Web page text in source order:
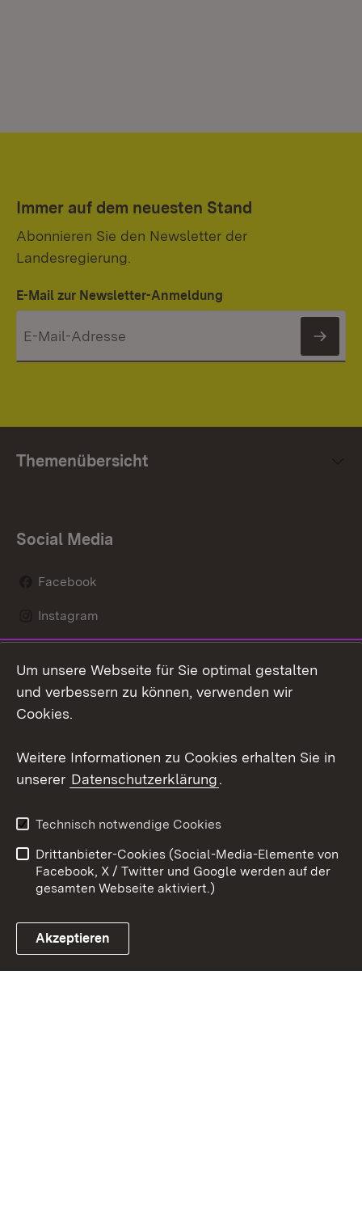
Immer auf dem neuesten Stand
Abonnieren Sie den Newsletter der
Landesregierung.
E-Mail zur Newsletter-Anmeldung
Themenübersicht
Social Media
Facebook
Instagram
Mastodon
Youtube
Link zum Landesportal
Kontakt
Datenschutz
Barrierefreiheit
Impressum Cookies
Um unsere Webseite für Sie optimal gestalten
und verbessern zu können, verwenden wir
Cookies.
Weitere Informationen zu Cookies erhalten Sie in
unserer Datenschutzerklärung.
Technisch notwendige Cookies
Drittanbieter-Cookies (Social-Media-Elemente von
Facebook, X / Twitter und Google werden auf der
gesamten Webseite aktiviert.)
Akzeptieren